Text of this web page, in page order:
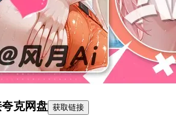
夸克网盘 获取链接